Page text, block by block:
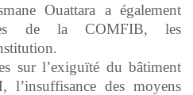
Ouattara a également
de la COMFIB, les
sur l’exiguïté du bâtiment
des moyens